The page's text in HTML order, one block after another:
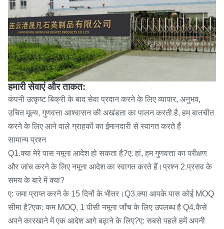
हमारी सेवाएं और ताकत:
कंपनी उत्कृष्ट बिक्री के बाद सेवा प्रदान करने के लिए व्यापार, अनुभव,
उचित मूल्य, गुणवत्ता आश्वासन की अखंडता का पालन करती है, हम बातचीत
करने के लिए आने वाले ग्राहकों का ईमानदारी से स्वागत करते हैं
सामान्य प्रश्न
Q1.क्या मेरे पास नमूना आदेश हो सकता है?ए: हां, हम गुणवत्ता का परीक्षण
और जांच करने के लिए नमूना आदेश का स्वागत करते हैं।प्रश्न 2.प्रसव के
समय के बारे में क्या?
ए: जमा प्राप्त करने के 15 दिनों के भीतर।Q3.क्या आपके पास कोई MOQ
सीमा है?एक: कम MOQ, 1 पीसी नमूना जाँच के लिए उपलब्ध है Q4.कैसे
अपने कारखाने में एक आदेश आगे बढ़ाने के लिए?ए: सबसे पहले हमें अपनी